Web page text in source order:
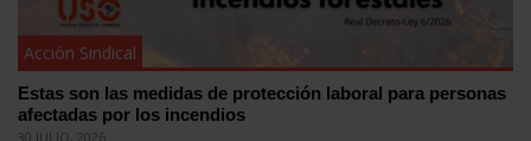
Acción Sindical
Estas son las medidas de protección laboral para personas
afectadas por los incendios
30 JULIO, 2026